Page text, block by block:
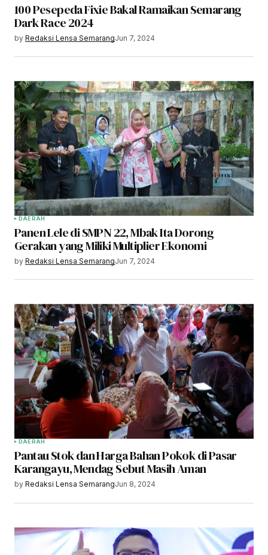
100 Pesepeda Fixie Bakal Ramaikan Semarang
Dark Race 2024
by Redaksi Lensa SemarangJun 7, 2024
DAERAH
Panen Lele di SMPN 22, Mbak Ita Dorong
Gerakan yang Miliki Multiplier Ekonomi
by Redaksi Lensa SemarangJun 7, 2024
DAERAH
Pantau Stok dan Harga Bahan Pokok di Pasar
Karangayu, Mendag Sebut Masih Aman
by Redaksi Lensa SemarangJun 8, 2024